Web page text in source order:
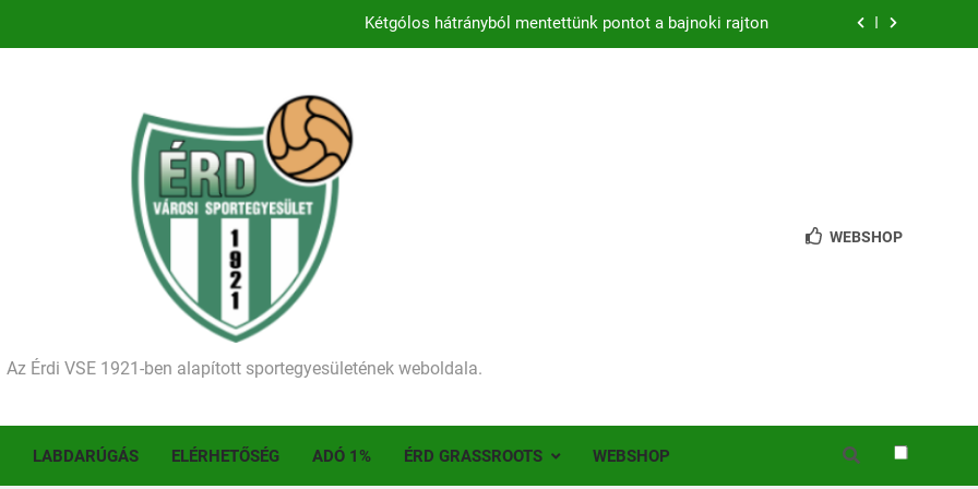
Kezdődik a 2026–2027-es szezon – hazai pályán rajtol az Érdi VSE!
Ellenfelünk visszalépése miatt játék nélkül jutottunk tovább a MOL Magyar Kupában
Kezdődik a 2026–2027-es szezon – hazai pályán rajtol az Érdi VSE!
Történelmet írt az I. Érdi Football Fesztivál – több mint 200 játékos lépett pályára Érden
Az Érdi VSE 1921-ben alapított sportegyesületének weboldala.
WEBSHOP
LABDARÚGÁS ELÉRHETŐSÉG ADÓ 1% ÉRD GRASSROOTS WEBSHOP